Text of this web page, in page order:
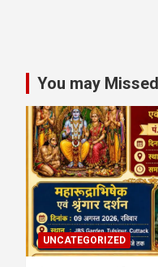
You may Missed
UNCATEGORIZED